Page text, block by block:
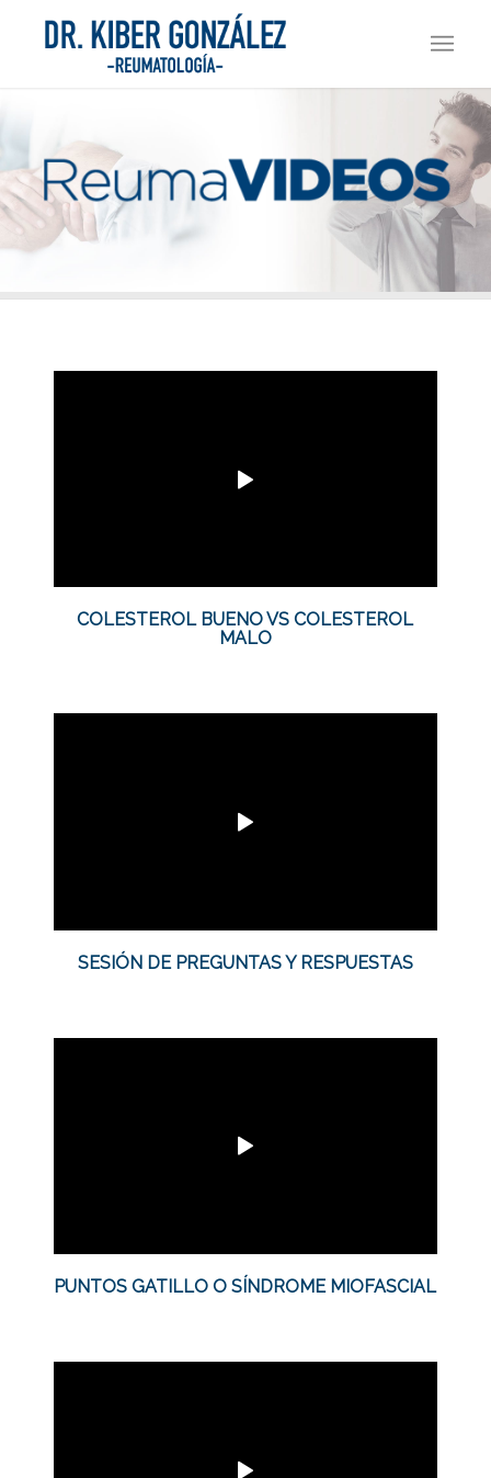
COLESTEROL BUENO VS COLESTEROL
MALO
SESIÓN DE PREGUNTAS Y RESPUESTAS
PUNTOS GATILLO O SÍNDROME MIOFASCIAL